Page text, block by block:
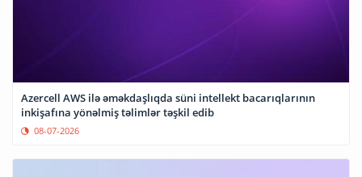
Azercell AWS ilə əməkdaşlıqda süni intellekt bacarıqlarının
inkişafına yönəlmiş təlimlər təşkil edib
08-07-2026